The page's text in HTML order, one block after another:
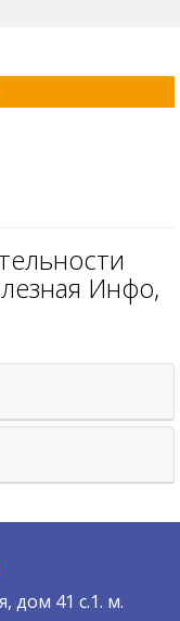
Инфо,
дом 41 с.1. м.